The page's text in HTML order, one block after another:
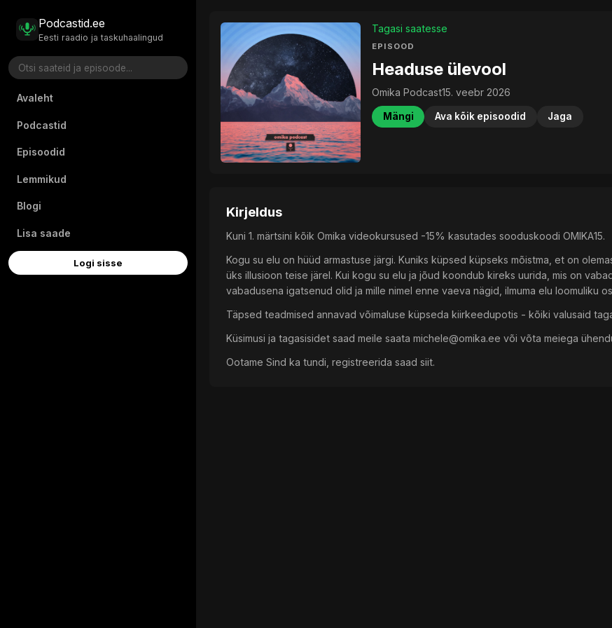
Podcastid.ee
Eesti raadio ja taskuhaalingud
Avaleht
Podcastid
Episoodid
Lemmikud
Blogi
Lisa saade
Logi sisse
Tagasi saatesse
EPISOOD
Headuse ülevool
Omika Podcast15. veebr 2026
Mängi Ava kõik episoodid Jaga
Kirjeldus
Kuni 1. märtsini kõik Omika videokursused -15% kasutades sooduskoodi OMIKA15.
Kogu su elu on hüüd armastuse järgi. Kuniks küpsed küpseks mõistma, et on
üks illusioon teise järel. Kui kogu su elu ja jõud koondub kireks uurida, mis on
vabadusena igatsenud olid ja mille nimel enne vaeva nägid, ilmuma elu loomuliku
Täpsed teadmised annavad võimaluse küpseda kiirkeedupotis - kõiki valusaid
Küsimusi ja tagasisidet saad meile saatamichele@omika.ee või võta meiega
Ootame Sind ka tundi, registreerida saad siit.